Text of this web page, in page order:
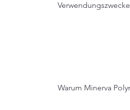
Warum Minerva